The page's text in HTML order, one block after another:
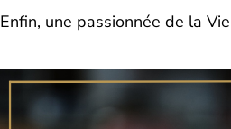
Enfin, une passionnée de la